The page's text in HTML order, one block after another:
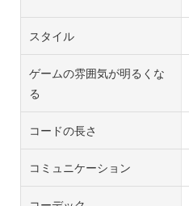
スタイル
ゲームの雰囲気が明るくな
る
コードの長さ
コミュニケーション